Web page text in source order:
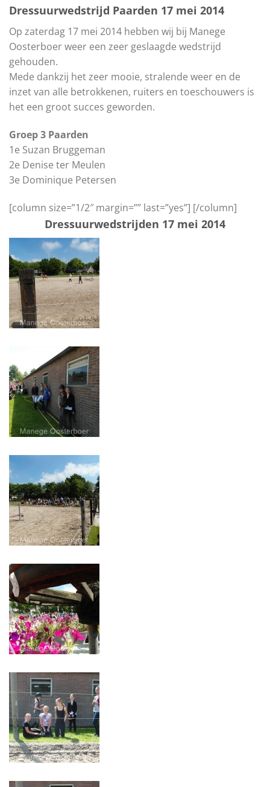
Dressuurwedstrijd Paarden 17 mei 2014
Op zaterdag 17 mei 2014 hebben wij bij Manege
Oosterboer weer een zeer geslaagde wedstrijd
gehouden.
Mede dankzij het zeer mooie, stralende weer en de
inzet van alle betrokkenen, ruiters en toeschouwers is
het een groot succes geworden.
Groep 3 Paarden
1e Suzan Bruggeman
2e Denise ter Meulen
3e Dominique Petersen
[column size=”1/2″ margin=”” last=”yes”] [/column]
Dressuurwedstrijden 17 mei 2014